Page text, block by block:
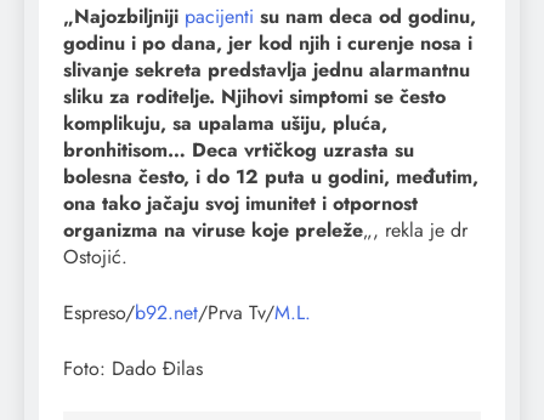
„Najozbiljniji pacijenti su nam deca od godinu,
godinu i po dana, jer kod njih i curenje nosa i
slivanje sekreta predstavlja jednu alarmantnu
sliku za roditelje. Njihovi simptomi se često
komplikuju, sa upalama ušiju, pluća,
bronhitisom… Deca vrtičkog uzrasta su
bolesna često, i do 12 puta u godini, međutim,
ona tako jačaju svoj imunitet i otpornost
organizma na viruse koje preleže„, rekla je dr
Ostojić.
Espreso/b92.net/Prva Tv/M.L.
Foto: Dado Đilas